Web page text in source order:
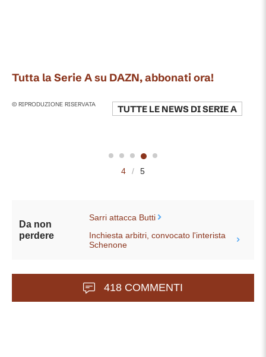
Tutta la Serie A su DAZN, abbonati ora!
© RIPRODUZIONE RISERVATA TUTTE LE NEWS DISERIE A
4 / 5
Da non
perdere
Sarri attacca Butti
Inchiesta arbitri, convocato l'interista
Schenone
418 COMMENTI